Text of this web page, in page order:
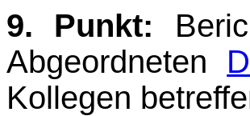
9. Punkt:
Abgeordneten
Kollegen